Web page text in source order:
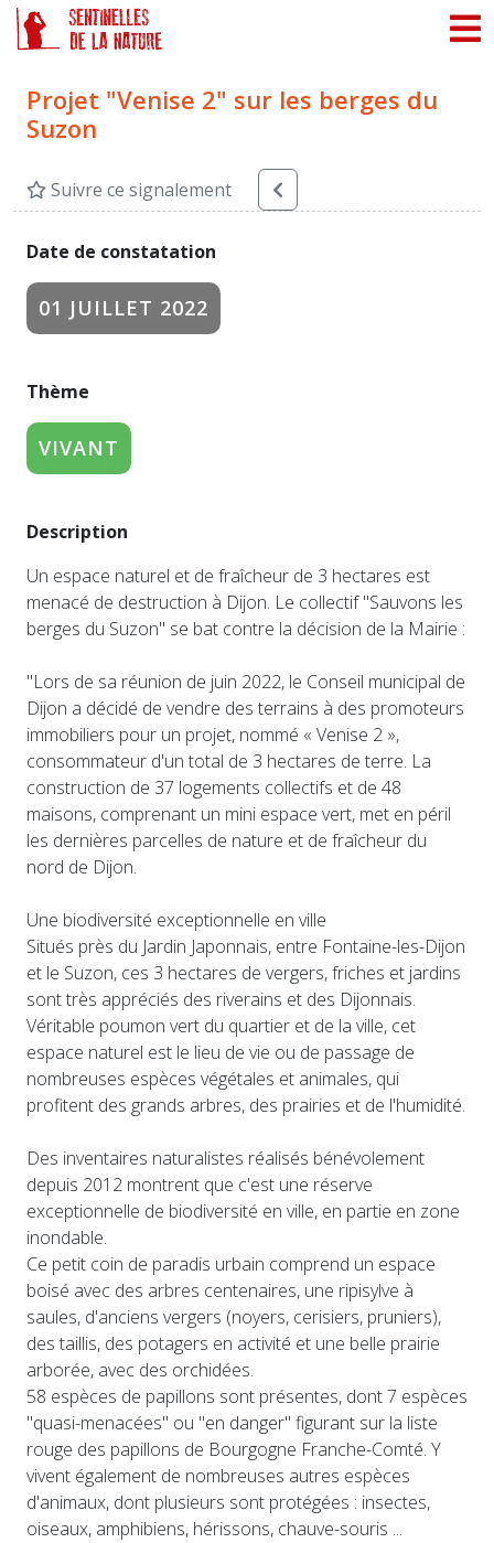
Projet "Venise 2" sur les berges du
Suzon
Suivre ce signalement
Date de constatation
01 JUILLET 2022
Thème
VIVANT
Description
Un espace naturel et de fraîcheur de 3 hectares est
menacé de destruction à Dijon. Le collectif "Sauvons les
berges du Suzon" se bat contre la décision de la Mairie :
"Lors de sa réunion de juin 2022, le Conseil municipal de
Dijon a décidé de vendre des terrains à des promoteurs
immobiliers pour un projet, nommé « Venise 2 »,
consommateur d'un total de 3 hectares de terre. La
construction de 37 logements collectifs et de 48
maisons, comprenant un mini espace vert, met en péril
les dernières parcelles de nature et de fraîcheur du
nord de Dijon.
Une biodiversité exceptionnelle en ville
Situés près du Jardin Japonnais, entre Fontaine-les-Dijon
et le Suzon, ces 3 hectares de vergers, friches et jardins
sont très appréciés des riverains et des Dijonnais.
Véritable poumon vert du quartier et de la ville, cet
espace naturel est le lieu de vie ou de passage de
nombreuses espèces végétales et animales, qui
profitent des grands arbres, des prairies et de l'humidité.
Des inventaires naturalistes réalisés bénévolement
depuis 2012 montrent que c'est une réserve
exceptionnelle de biodiversité en ville, en partie en zone
inondable.
Ce petit coin de paradis urbain comprend un espace
boisé avec des arbres centenaires, une ripisylve à
saules, d'anciens vergers (noyers, cerisiers, pruniers),
des taillis, des potagers en activité et une belle prairie
arborée, avec des orchidées.
58 espèces de papillons sont présentes, dont 7 espèces
"quasi-menacées" ou "en danger" figurant sur la liste
rouge des papillons de Bourgogne Franche-Comté. Y
vivent également de nombreuses autres espèces
d'animaux, dont plusieurs sont protégées : insectes,
oiseaux, amphibiens, hérissons, chauve-souris ...
Panneau de gestion des cookies